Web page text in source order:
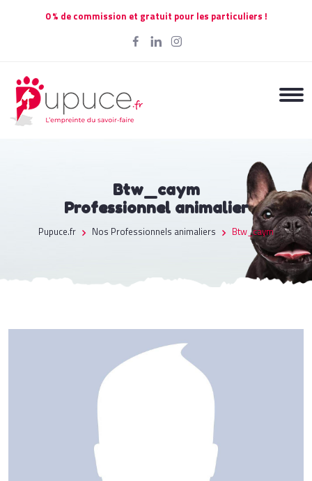
0 % de commission et gratuit pour les particuliers !
Btw_caym
Professionnel animalier
Pupuce.fr Nos Professionnels animaliers Btw_caym